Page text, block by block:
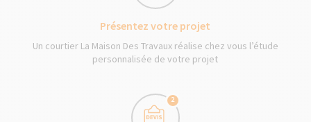
Présentez votre projet
Un courtier La Maison Des Travaux réalise chez vous l’étude
personnalisée de votre projet
2